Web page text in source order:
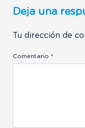
Deja una
Tu dirección de
Comentario *